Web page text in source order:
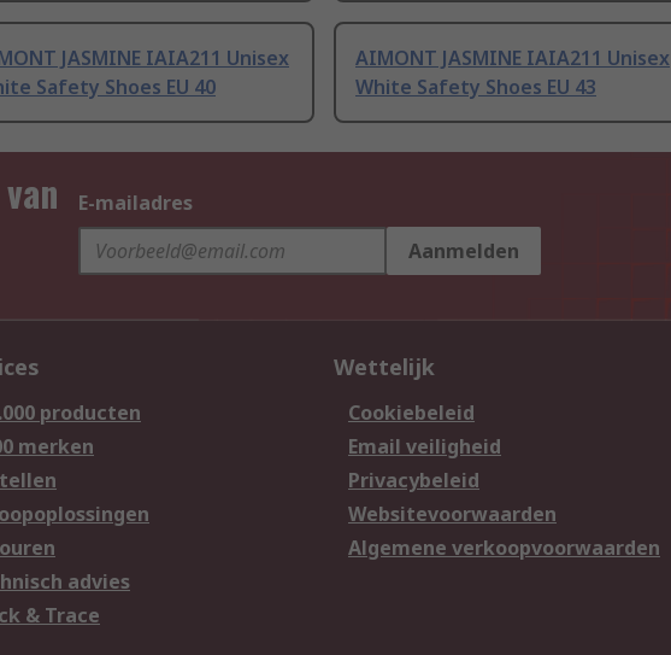
JASMINE IAIA211 Unisex
Safety Shoes EU 40
AIMONT JASMINE IAIA211 Unisex
White Safety Shoes EU 43
E-mailadres
Aanmelden
producten
merken
advies
& Trace
Wettelijk
Cookiebeleid
Email veiligheid
Privacybeleid
Websitevoorwaarden
Algemene verkoopvoorwaarden